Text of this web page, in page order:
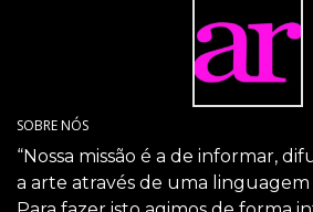
SOBRE NÓS
“Nossa missão é a de informar,
a arte através de uma linguagem